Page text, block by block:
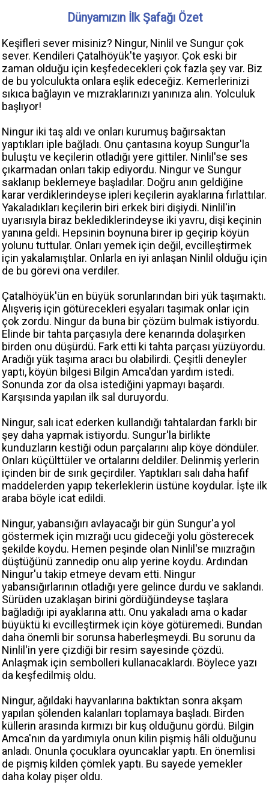
Dünyamızın İlk Şafağı Özet
Keşifleri sever misiniz? Ningur, Ninlil ve Sungur çok
sever. Kendileri Çatalhöyük'te yaşıyor. Çok eski bir
zaman olduğu için keşfedecekleri çok fazla şey var. Biz
de bu yolculukta onlara eşlik edeceğiz. Kemerlerinizi
sıkıca bağlayın ve mızraklarınızı yanınıza alın. Yolculuk
başlıyor!
Ningur iki taş aldı ve onları kurumuş bağırsaktan
yaptıkları iple bağladı. Onu çantasına koyup Sungur'la
buluştu ve keçilerin otladığı yere gittiler. Ninlil'se ses
çıkarmadan onları takip ediyordu. Ningur ve Sungur
saklanıp beklemeye başladılar. Doğru anın geldiğine
karar verdiklerindeyse ipleri keçilerin ayaklarına fırlattılar.
Yakaladıkları keçilerin biri erkek biri dişiydi. Ninlil'in
uyarısıyla biraz beklediklerindeyse iki yavru, dişi keçinin
yanına geldi. Hepsinin boynuna birer ip geçirip köyün
yolunu tuttular. Onları yemek için değil, evcilleştirmek
için yakalamıştılar. Onlarla en iyi anlaşan Ninlil olduğu için
de bu görevi ona verdiler.
Çatalhöyük'ün en büyük sorunlarından biri yük taşımaktı.
Alışveriş için götürecekleri eşyaları taşımak onlar için
çok zordu. Ningur da buna bir çözüm bulmak istiyordu.
Elinde bir tahta parçasıyla dere kenarında dolaşırken
birden onu düşürdü. Fark etti ki tahta parçası yüzüyordu.
Aradığı yük taşıma aracı bu olabilirdi. Çeşitli deneyler
yaptı, köyün bilgesi Bilgin Amca'dan yardım istedi.
Sonunda zor da olsa istediğini yapmayı başardı.
Karşısında yapılan ilk sal duruyordu.
Ningur, salı icat ederken kullandığı tahtalardan farklı bir
şey daha yapmak istiyordu. Sungur'la birlikte
kunduzların kestiği odun parçalarını alıp köye döndüler.
Onları küçülttüler ve ortalarını deldiler. Delinmiş yerlerin
içinden bir de sırık geçirdiler. Yaptıkları salı daha hafif
maddelerden yapıp tekerleklerin üstüne koydular. İşte ilk
araba böyle icat edildi.
Ningur, yabansığırı avlayacağı bir gün Sungur'a yol
göstermek için mızrağı ucu gideceği yolu gösterecek
şekilde koydu. Hemen peşinde olan Ninlil'se mıızrağın
düştüğünü zannedip onu alıp yerine koydu. Ardından
Ningur'u takip etmeye devam etti. Ningur
yabansığırlarının otladığı yere gelince durdu ve saklandı.
Sürüden uzaklaşan birini gördüğündeyse taşlara
bağladığı ipi ayaklarına attı. Onu yakaladı ama o kadar
büyüktü ki evcilleştirmek için köye götüremedi. Bundan
daha önemli bir sorunsa haberleşmeydi. Bu sorunu da
Ninlil'in yere çizdiği bir resim sayesinde çözdü.
Anlaşmak için sembolleri kullanacaklardı. Böylece yazı
da keşfedilmiş oldu.
Ningur, ağıldaki hayvanlarına baktıktan sonra akşam
yapılan şölenden kalanları toplamaya başladı. Birden
küllerin arasında kırmızı bir kuş olduğunu gördü. Bilgin
Amca'nın da yardımıyla onun kilin pişmiş hâli olduğunu
anladı. Onunla çocuklara oyuncaklar yaptı. En önemlisi
de pişmiş kilden çömlek yaptı. Bu sayede yemekler
daha kolay pişer oldu.